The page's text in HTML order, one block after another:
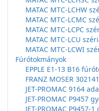
MATAC MTC-LCHW
MATAC MTC-LCMC
MATAC MTC-LCPC
MATAC MTC-LCU
MATAC MTC-LCWI
Fúrótokmányok
EPPLE E1-13 B16
FRANZ MOSER
JET-PROMAC 9164
JET-PROMAC P9457
JET-PROMAC P9457-